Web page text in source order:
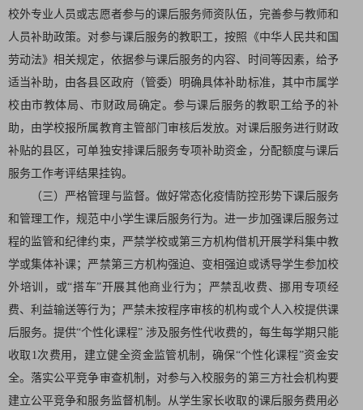
校外专业人员或志愿者参与的课后服务师资队伍，完善参与教师和
人员补助政策。对参与课后服务的教职工，按照《中华人民共和国
劳动法》相关规定，依据参与课后服务的内容、时间等因素，给予
适当补助，由各县区政府（管委）明确具体补助标准，其中市属学
校由市教体局、市财政局确定。参与课后服务的教职工给予的补
助，由学校报所属教育主管部门审核后发放。对课后服务进行财政
补贴的县区，可单独安排课后服务专项补助资金，分配额度与课后
服务工作考评结果挂钩。
（三）严格管理与监督。做好常态化疫情防控形势下课后服务
和管理工作，规范中小学生课后服务行为。进一步加强课后服务过
程的监管和纪律约束，严禁学校或第三方机构借机开展学科集中教
学或集体补课；严禁第三方机构强迫、变相强迫或诱导学生参加校
外培训，或“搭车”开展其他商业行为；严禁乱收费、挪用专项经
费、利益输送等行为；严禁未按程序审核的机构或个人入校提供课
后服务。提供“个性化课程” 涉及服务性代收费的，每生每学期只能
收取1次费用，建立健全资金监管机制，确保“个性化课程”资金安
全。落实公平竞争审查机制，对参与入校服务的第三方社会机构要
建立公平竞争和服务监督机制。从学生家长收取的课后服务费用必